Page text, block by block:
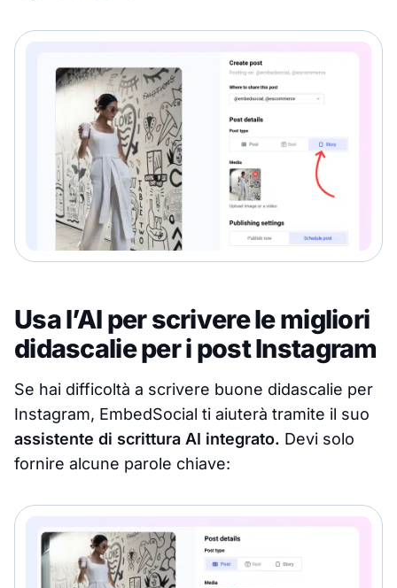
Usa l’AI per scrivere le migliori
didascalie per i post Instagram
Se hai difficoltà a scrivere buone didascalie per
Instagram, EmbedSocial ti aiuterà tramite il suo
assistente di scrittura AI integrato. Devi solo
fornire alcune parole chiave: